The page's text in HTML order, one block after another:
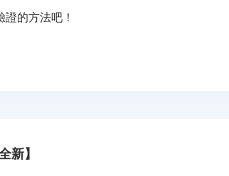
的方法吧！
新】